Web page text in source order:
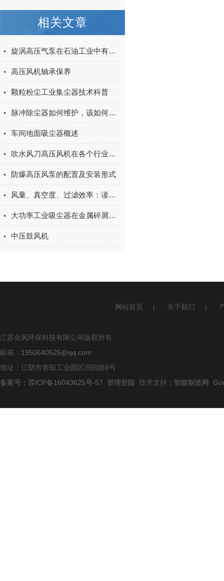
相关文章
旋涡高压气泵在石油工业中有哪些应用？
高压风机轴承保养
颗粒粉尘工业集尘器技术科普
脉冲除尘器如何维护，该如何故障排查？
车间地面吸尘器概述
吹水风刀高压风机在各个行业的具体应用
防爆高压风泵的配置及安装形式
风量、真空度、过滤效率：读懂移动式地面吸尘器的性能指标
大功率工业吸尘器在金属碎屑、液态废物回收中的应用
中压鼓风机
网站首页 | 关于我们 |
江苏全风环保科技有限公司版权所有
邮箱： 1950640525@qq.com
地址：江阴市青阳工业园区润阳路8号
备案号：苏ICP备16043625号-57
管理登陆 技术支持： 智能制造网